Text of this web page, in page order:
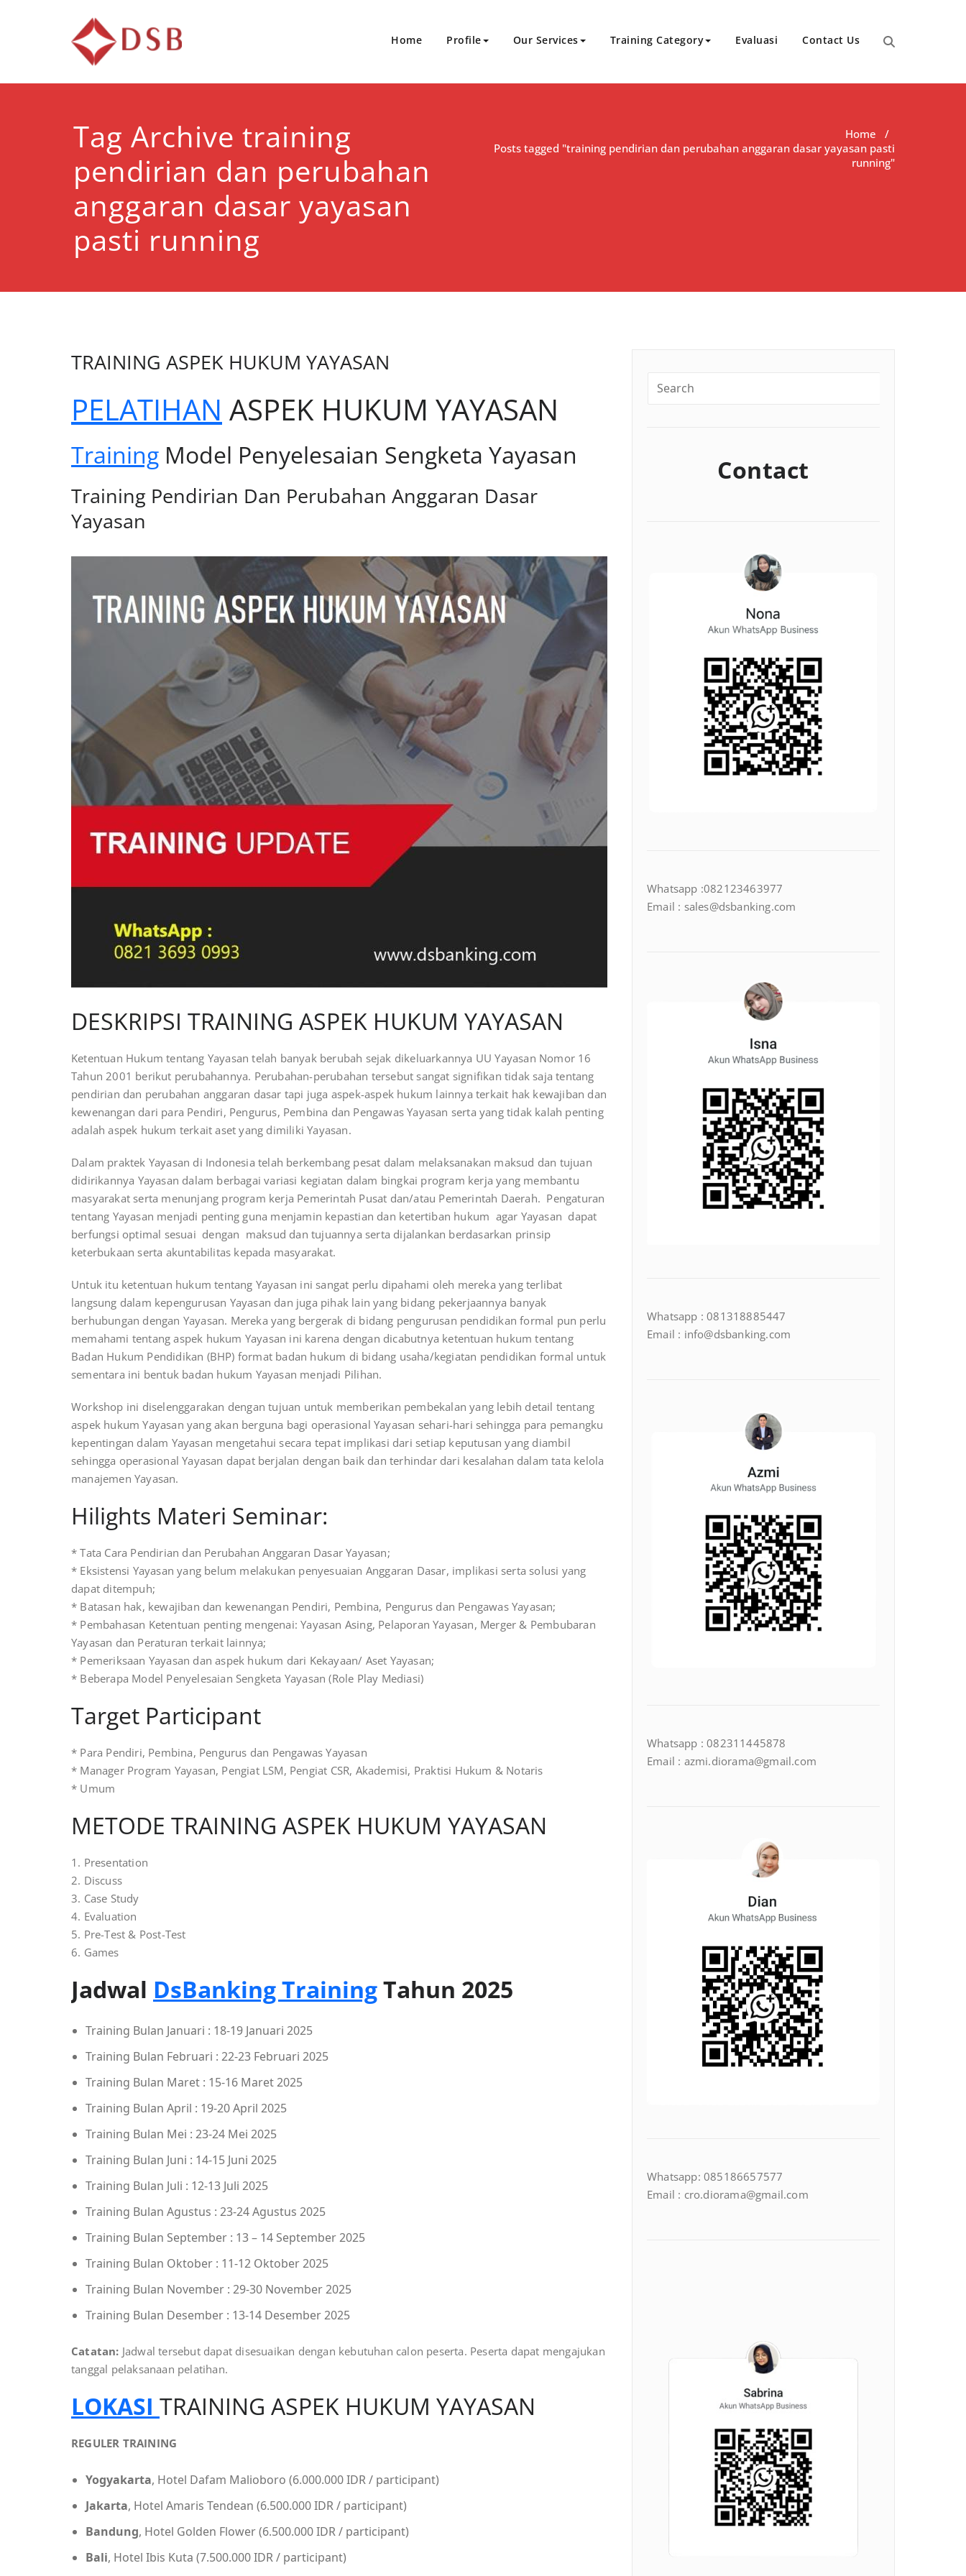
Home Profile Our Services Training Category Evaluasi Contact Us
Tag Archive training
pendirian dan perubahan
anggaran dasar yayasan
pasti running
Home /
Posts tagged "training pendirian dan perubahan anggaran dasar yayasan pasti
running"
TRAINING ASPEK HUKUM YAYASAN
PELATIHAN ASPEK HUKUM YAYASAN
Training Model Penyelesaian Sengketa Yayasan
Training Pendirian Dan Perubahan Anggaran Dasar
Yayasan
DESKRIPSI TRAINING ASPEK HUKUM YAYASAN
Ketentuan Hukum tentang Yayasan telah banyak berubah sejak dikeluarkannya UU Yayasan Nomor 16
Tahun 2001 berikut perubahannya. Perubahan-perubahan tersebut sangat signifikan tidak saja tentang
pendirian dan perubahan anggaran dasar tapi juga aspek-aspek hukum lainnya terkait hak kewajiban dan
kewenangan dari para Pendiri, Pengurus, Pembina dan Pengawas Yayasan serta yang tidak kalah penting
adalah aspek hukum terkait aset yang dimiliki Yayasan.
Dalam praktek Yayasan di Indonesia telah berkembang pesat dalam melaksanakan maksud dan tujuan
didirikannya Yayasan dalam berbagai variasi kegiatan dalam bingkai program kerja yang membantu
masyarakat serta menunjang program kerja Pemerintah Pusat dan/atau Pemerintah Daerah. Pengaturan
tentang Yayasan menjadi penting guna menjamin kepastian dan ketertiban hukum agar Yayasan dapat
berfungsi optimal sesuai dengan maksud dan tujuannya serta dijalankan berdasarkan prinsip
keterbukaan serta akuntabilitas kepada masyarakat.
Untuk itu ketentuan hukum tentang Yayasan ini sangat perlu dipahami oleh mereka yang terlibat
langsung dalam kepengurusan Yayasan dan juga pihak lain yang bidang pekerjaannya banyak
berhubungan dengan Yayasan. Mereka yang bergerak di bidang pengurusan pendidikan formal pun perlu
memahami tentang aspek hukum Yayasan ini karena dengan dicabutnya ketentuan hukum tentang
Badan Hukum Pendidikan (BHP) format badan hukum di bidang usaha/kegiatan pendidikan formal untuk
sementara ini bentuk badan hukum Yayasan menjadi Pilihan.
Workshop ini diselenggarakan dengan tujuan untuk memberikan pembekalan yang lebih detail tentang
aspek hukum Yayasan yang akan berguna bagi operasional Yayasan sehari-hari sehingga para pemangku
kepentingan dalam Yayasan mengetahui secara tepat implikasi dari setiap keputusan yang diambil
sehingga operasional Yayasan dapat berjalan dengan baik dan terhindar dari kesalahan dalam tata kelola
manajemen Yayasan.
Hilights Materi Seminar:
* Tata Cara Pendirian dan Perubahan Anggaran Dasar Yayasan;
* Eksistensi Yayasan yang belum melakukan penyesuaian Anggaran Dasar, implikasi serta solusi yang
dapat ditempuh;
* Batasan hak, kewajiban dan kewenangan Pendiri, Pembina, Pengurus dan Pengawas Yayasan;
* Pembahasan Ketentuan penting mengenai: Yayasan Asing, Pelaporan Yayasan, Merger & Pembubaran
Yayasan dan Peraturan terkait lainnya;
* Pemeriksaan Yayasan dan aspek hukum dari Kekayaan/ Aset Yayasan;
* Beberapa Model Penyelesaian Sengketa Yayasan (Role Play Mediasi)
Target Participant
* Para Pendiri, Pembina, Pengurus dan Pengawas Yayasan
* Manager Program Yayasan, Pengiat LSM, Pengiat CSR, Akademisi, Praktisi Hukum & Notaris
* Umum
METODE TRAINING ASPEK HUKUM YAYASAN
1. Presentation
2. Discuss
3. Case Study
4. Evaluation
5. Pre-Test & Post-Test
6. Games
Jadwal DsBanking TrainingTahun 2025
Training Bulan Januari : 18-19 Januari 2025
Training Bulan Februari : 22-23 Februari 2025
Training Bulan Maret : 15-16 Maret 2025
Training Bulan April : 19-20 April 2025
Training Bulan Mei : 23-24 Mei 2025
Training Bulan Juni : 14-15 Juni 2025
Training Bulan Juli : 12-13 Juli 2025
Training Bulan Agustus : 23-24 Agustus 2025
Training Bulan September : 13 – 14 September 2025
Training Bulan Oktober : 11-12 Oktober 2025
Training Bulan November : 29-30 November 2025
Training Bulan Desember : 13-14 Desember 2025
Catatan: Jadwal tersebut dapat disesuaikan dengan kebutuhan calon peserta. Peserta dapat mengajukan
tanggal pelaksanaan pelatihan.
LOKASI TRAINING ASPEK HUKUM YAYASAN
REGULER TRAINING
Yogyakarta, Hotel Dafam Malioboro (6.000.000 IDR / participant)
Jakarta, Hotel Amaris Tendean (6.500.000 IDR / participant)
Bandung, Hotel Golden Flower (6.500.000 IDR / participant)
Bali, Hotel Ibis Kuta (7.500.000 IDR / participant)
Contact
Whatsapp :082123463977
Email : sales@dsbanking.com
Whatsapp : 081318885447
Email : info@dsbanking.com
Whatsapp : 082311445878
Email : azmi.diorama@gmail.com
Whatsapp: 085186657577
Email : cro.diorama@gmail.com